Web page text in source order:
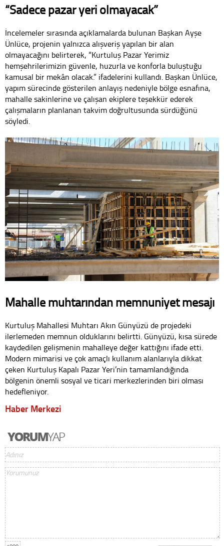
“Sadece pazar yeri olmayacak”
İncelemeler sırasında açıklamalarda bulunan Başkan Ayşe
Ünlüce, projenin yalnızca alışveriş yapılan bir alan
olmayacağını belirterek, “Kurtuluş Pazar Yerimiz
hemşehrilerimizin güvenle, huzurla ve konforla buluştuğu
kamusal bir mekân olacak.” ifadelerini kullandı. Başkan Ünlüce,
yapım sürecinde gösterilen anlayış nedeniyle bölge esnafına,
mahalle sakinlerine ve çalışan ekiplere teşekkür ederek
çalışmaların planlanan takvim doğrultusunda sürdüğünü
söyledi.
Mahalle muhtarından memnuniyet mesajı
Kurtuluş Mahallesi Muhtarı Akın Günyüzü de projedeki
ilerlemeden memnun olduklarını belirtti. Günyüzü, kısa sürede
kaydedilen gelişmenin mahalleye değer kattığını ifade etti.
Modern mimarisi ve çok amaçlı kullanım alanlarıyla dikkat
çeken Kurtuluş Kapalı Pazar Yeri’nin tamamlandığında
bölgenin önemli sosyal ve ticari merkezlerinden biri olması
hedefleniyor.
Haber Merkezi